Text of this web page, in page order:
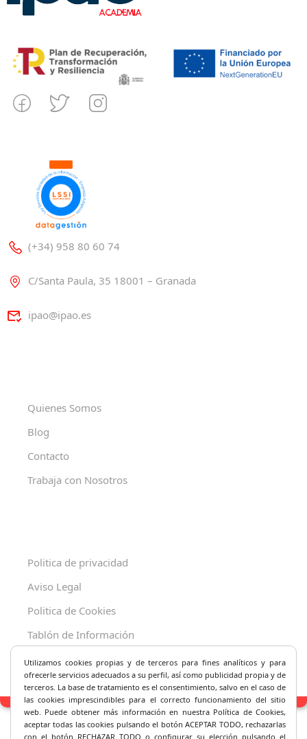
(+34) 958 80 60 74
C/Santa Paula, 35 18001 – Granada
ipao@ipao.es
Quienes Somos
Blog
Contacto
Trabaja con Nosotros
Politica de privacidad
Aviso Legal
Politica de Cookies
Tablón de Información
Decreto 625/2019
Utilizamos cookies propias y de terceros para fines analíticos y para
ofrecerle servicios adecuados a su perfil, así como publicidad propia y de
terceros. La base de tratamiento es el consentimiento, salvo en el caso de
las cookies imprescindibles para el correcto funcionamiento del sitio
web. Puede obtener más información en nuestra Política de Cookies,
aceptar todas las cookies pulsando el botón ACEPTAR TODO, rechazarlas
con el botón RECHAZAR TODO o configurar su elección pulsando el